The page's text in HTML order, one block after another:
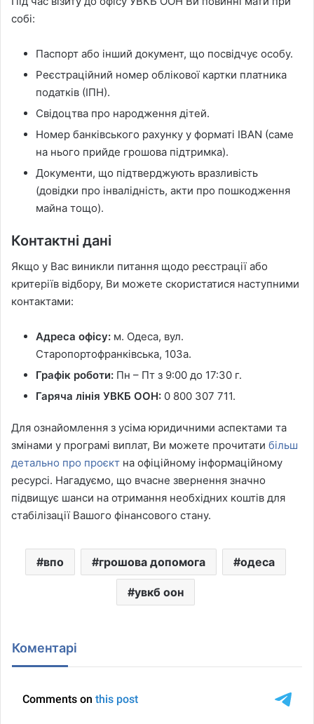
собі:
Паспорт або інший документ, що посвідчує особу.
Реєстраційний номер облікової картки платника
податків (ІПН).
Свідоцтва про народження дітей.
Номер банківського рахунку у форматі IBAN (саме
на нього прийде грошова підтримка).
Документи, що підтверджують вразливість
(довідки про інвалідність, акти про пошкодження
майна тощо).
Контактні дані
Якщо у Вас виникли питання щодо реєстрації або
критеріїв відбору, Ви можете скористатися наступними
контактами:
Адреса офісу: м. Одеса, вул.
Старопортофранківська, 103а.
Графік роботи: Пн – Пт з 9:00 до 17:30 г.
Гаряча лінія УВКБ ООН: 0 800 307 711.
Для ознайомлення з усіма юридичними аспектами та
змінами у програмі виплат, Ви можете прочитати більш
детально про проєкт на офіційному інформаційному
ресурсі. Нагадуємо, що вчасне звернення значно
підвищує шанси на отримання необхідних коштів для
стабілізації Вашого фінансового стану.
впо грошова допомога одеса
увкб оон
Коментарі